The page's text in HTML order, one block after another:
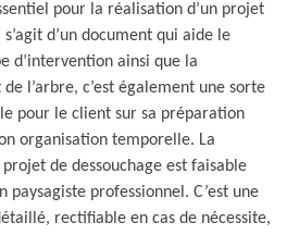
pour la réalisation d’un projet
d’un document qui aide le
d’intervention ainsi que la
l’arbre, c’est également une sorte
pour le client sur sa préparation
organisation temporelle. La
de dessouchage est faisable
paysagiste professionnel. C’est une
rectifiable en cas de nécessite,